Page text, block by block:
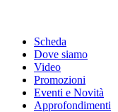
Scheda
Dove siamo
Video
Promozioni
Eventi e Novità
Approfondimenti